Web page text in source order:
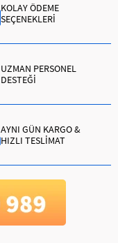
KOLAY ÖDEME
SEÇENEKLERİ
UZMAN PERSONEL
DESTEĞİ
AYNI GÜN KARGO &
HIZLI TESLİMAT